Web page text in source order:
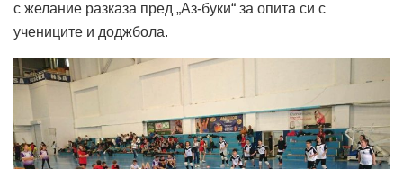
с желание разказа пред „Аз-буки“ за опита си с
учениците и доджбола.